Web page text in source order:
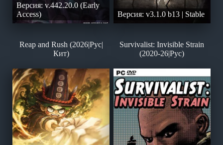
Версия: v.442.20.0 (Early
Access)
Версия: v3.1.0 b13 | Stable
Reap and Rush (2026|Рус|
Кит)
Survivalist: Invisible Strain
(2020-26|Рус)